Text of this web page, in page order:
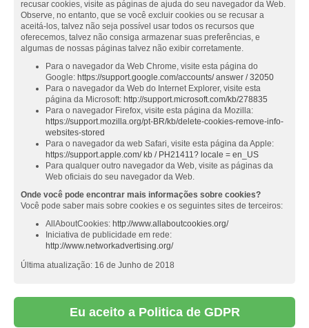
recusar cookies, visite as páginas de ajuda do seu navegador da Web.
Observe, no entanto, que se você excluir cookies ou se recusar a
aceitá-los, talvez não seja possível usar todos os recursos que
oferecemos, talvez não consiga armazenar suas preferências, e
algumas de nossas páginas talvez não exibir corretamente.
Para o navegador da Web Chrome, visite esta página do
Google: https://support.google.com/accounts/ answer / 32050
Para o navegador da Web do Internet Explorer, visite esta
página da Microsoft: http://support.microsoft.com/kb/278835
Para o navegador Firefox, visite esta página da Mozilla:
https://support.mozilla.org/pt-BR/kb/delete-cookies-remove-info-
websites-stored
Para o navegador da web Safari, visite esta página da Apple:
https://support.apple.com/ kb / PH21411? locale = en_US
Para qualquer outro navegador da Web, visite as páginas da
Web oficiais do seu navegador da Web.
Onde você pode encontrar mais informações sobre cookies?
Você pode saber mais sobre cookies e os seguintes sites de terceiros:
AllAboutCookies: http://www.allaboutcookies.org/
Iniciativa de publicidade em rede:
http://www.networkadvertising.org/
Última atualização: 16 de Junho de 2018